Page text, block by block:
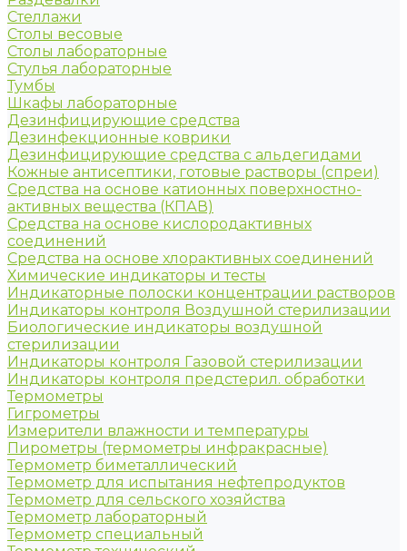
Стеллажи
Столы весовые
Столы лабораторные
Стулья лабораторные
Тумбы
Шкафы лабораторные
Дезинфицирующие средства
Дезинфекционные коврики
Дезинфицирующие средства с альдегидами
Кожные антисептики, готовые растворы (спреи)
Средства на основе катионных поверхностно-
активных вещества (КПАВ)
Средства на основе кислородактивных
соединений
Средства на основе хлорактивных соединений
Химические индикаторы и тесты
Индикаторные полоски концентрации растворов
Индикаторы контроля Воздушной стерилизации
Биологические индикаторы воздушной
стерилизации
Индикаторы контроля Газовой стерилизации
Индикаторы контроля предстерил. обработки
Термометры
Гигрометры
Измерители влажности и температуры
Пирометры (термометры инфракрасные)
Термометр биметаллический
Термометр для испытания нефтепродуктов
Термометр для сельского хозяйства
Термометр лабораторный
Термометр специальный